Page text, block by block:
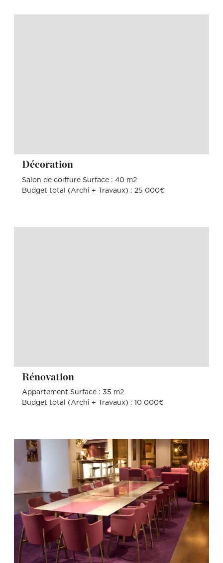
Décoration
Salon de coiffure Surface : 40 m2
Budget total (Archi + Travaux) : 25 000€
Rénovation
Appartement Surface : 35 m2
Budget total (Archi + Travaux) : 10 000€